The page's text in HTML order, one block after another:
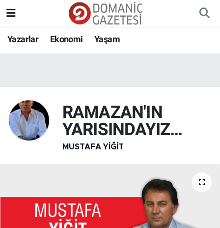
Yazarlar Ekonomi Yaşam
RAMAZAN'IN
YARISINDAYIZ…
MUSTAFA YIĞIT